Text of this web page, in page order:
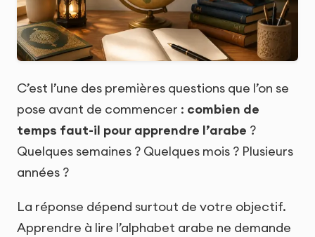
C’est l’une des premières questions que l’on se
pose avant de commencer : combien de
temps faut-il pour apprendre l’arabe ?
Quelques semaines ? Quelques mois ? Plusieurs
années ?
La réponse dépend surtout de votre objectif.
Apprendre à lire l’alphabet arabe ne demande